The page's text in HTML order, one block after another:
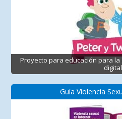
Proyecto para educación para
digital
Guía Violencia